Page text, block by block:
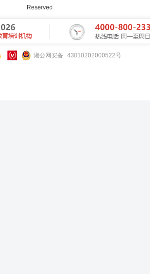
Reserved
湘公网安备 43010202000522号